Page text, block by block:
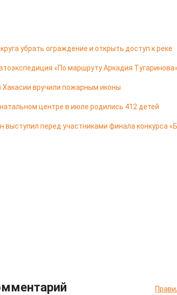
убрать ограждение и открыть доступ к реке
«По маршруту Аркадия Тугаринова»
вручили пожарным иконы
центре в июле родились 412 детей
выступил перед участниками финала конкурса